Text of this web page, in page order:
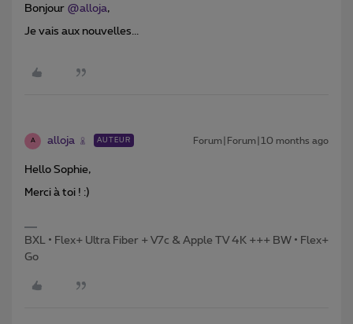
Bonjour ​ @alloja,
Je vais aux nouvelles...
A alloja AUTEUR Forum|Forum|10 months ago
Hello Sophie,
Merci à toi ! :)
BXL • Flex+ Ultra Fiber + V7c & Apple TV 4K +++ BW • Flex+
Go